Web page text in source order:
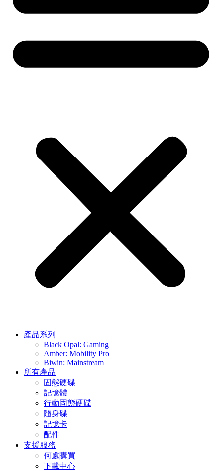
產品系列
Black Opal: Gaming
Amber: Mobility Pro
Biwin: Mainstream
所有產品
固態硬碟
記憶體
行動固態硬碟
隨身碟
記憶卡
配件
支援服務
何處購買
下載中心